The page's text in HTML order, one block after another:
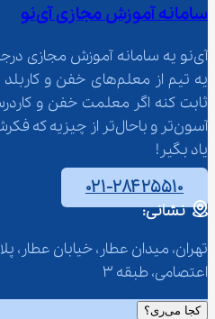
سامانه آموزش مجازی آی‌نو
آی‌نو یه سامانه آموزش مجازی
یه تیم از معلم‌‌های
ثابت کنه اگر معلمت خفن و
یاد بگیر!
۰۲۱-۲۸۴۲۵۵۱۰
نشانی:
اعتصامی، طبقه 3
کجا می‌ری؟